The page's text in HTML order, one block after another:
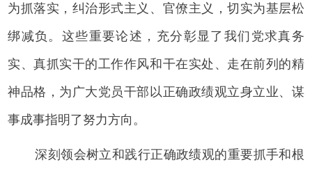
为抓落实，纠治形式主义、官僚主义，切实为基层松
绑减负。这些重要论述，充分彰显了我们党求真务
实、真抓实干的工作作风和干在实处、走在前列的精
神品格，为广大党员干部以正确政绩观立身立业、谋
事成事指明了努力方向。
深刻领会树立和践行正确政绩观的重要抓手和根